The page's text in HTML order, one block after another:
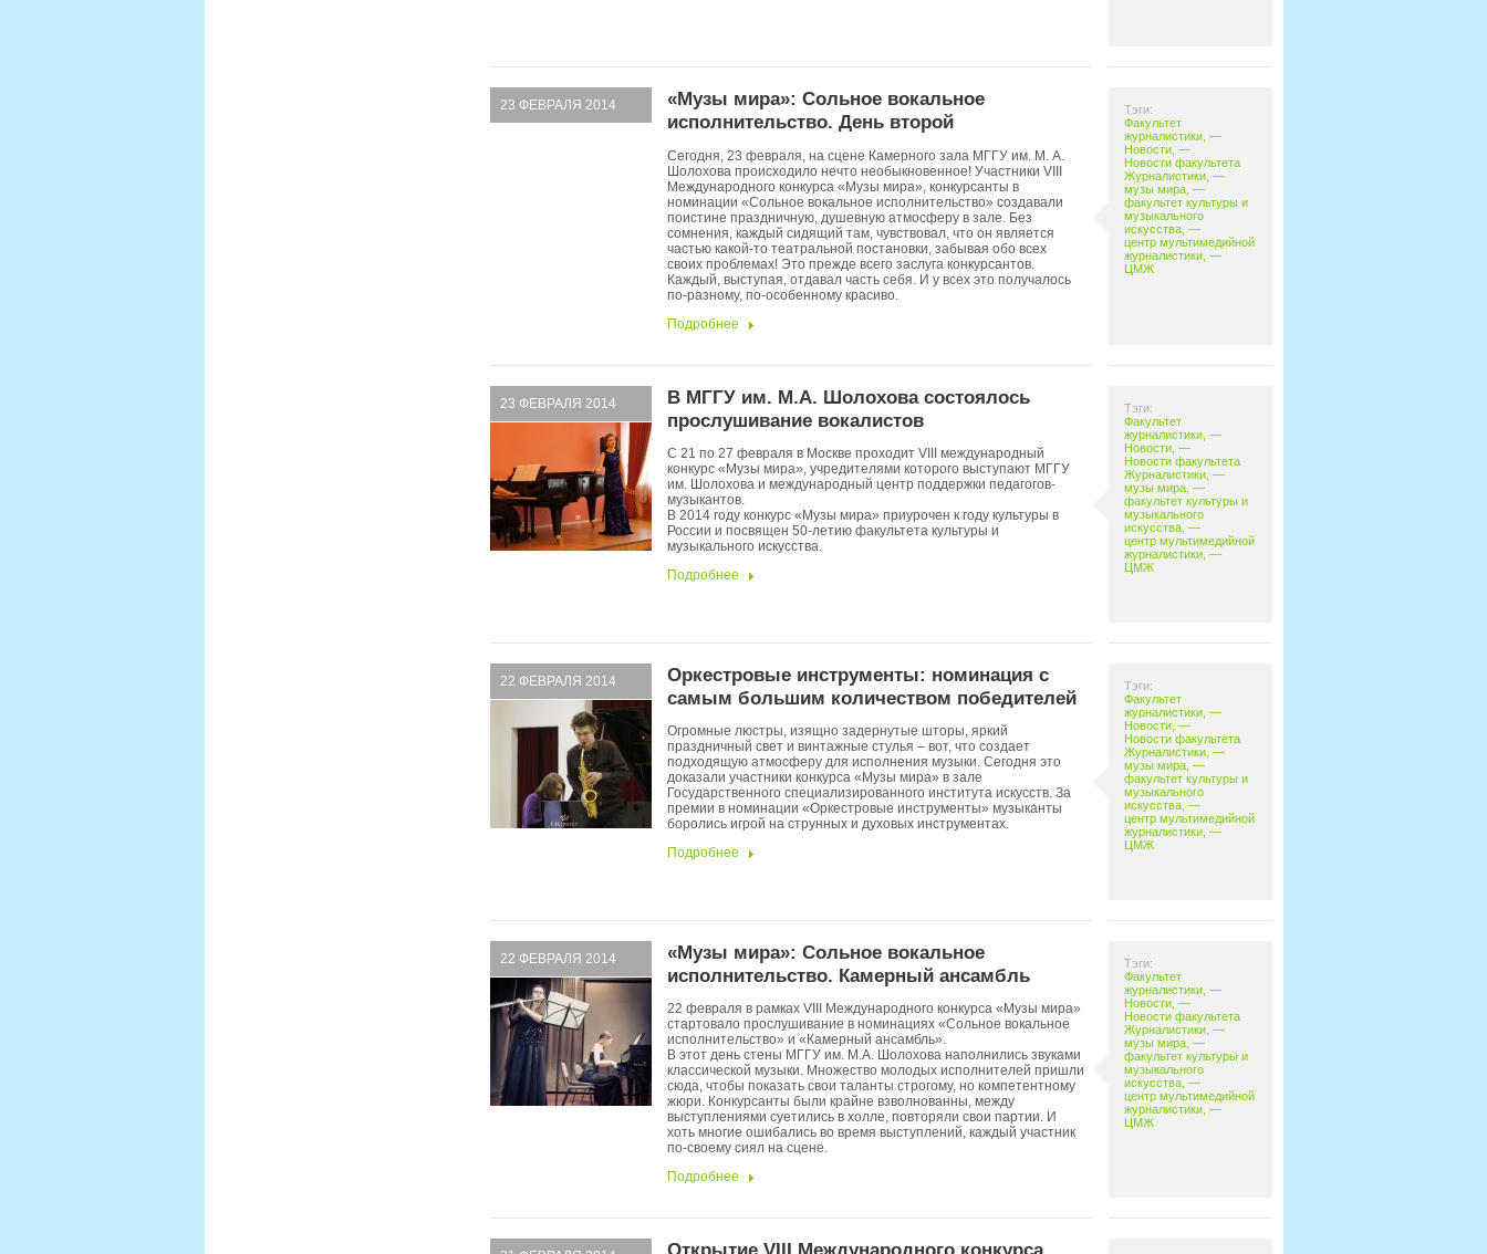
Тэги:
Факультет
журналистики, —
Новости, —
Новости факультета
Журналистики, —
музы мира, —
факультет культуры и
музыкального
искусства, —
центр мультимедийной
журналистики, —
ЦМЖ
23 ФЕВРАЛЯ 2014
«Музы мира»: Сольное вокальное
исполнительство. День второй
Сегодня, 23 февраля, на сцене Камерного зала МГГУ им. М. А.
Шолохова происходило нечто необыкновенное! Участники VIII
Международного конкурса «Музы мира», конкурсанты в
номинации «Сольное вокальное исполнительство» создавали
поистине праздничную, душевную атмосферу в зале. Без
сомнения, каждый сидящий там, чувствовал, что он является
частью какой-то театральной постановки, забывая обо всех
своих проблемах! Это прежде всего заслуга конкурсантов.
Каждый, выступая, отдавал часть себя. И у всех это получалось
по-разному, по-особенному красиво.
Подробнее
Тэги:
Факультет
журналистики, —
Новости, —
Новости факультета
Журналистики, —
музы мира, —
факультет культуры и
музыкального
искусства, —
центр мультимедийной
журналистики, —
ЦМЖ
23 ФЕВРАЛЯ 2014
В МГГУ им. М.А. Шолохова состоялось
прослушивание вокалистов
С 21 по 27 февраля в Москве проходит VIII международный
конкурс «Музы мира», учредителями которого выступают МГГУ
им. Шолохова и международный центр поддержки педагогов-
музыкантов.
В 2014 году конкурс «Музы мира» приурочен к году культуры в
России и посвящен 50-летию факультета культуры и
музыкального искусства.
Подробнее
Тэги:
Факультет
журналистики, —
Новости, —
Новости факультета
Журналистики, —
музы мира, —
факультет культуры и
музыкального
искусства, —
центр мультимедийной
журналистики, —
ЦМЖ
22 ФЕВРАЛЯ 2014
Оркестровые инструменты: номинация с
самым большим количеством победителей
Огромные люстры, изящно задернутые шторы, яркий
праздничный свет и винтажные стулья – вот, что создает
подходящую атмосферу для исполнения музыки. Сегодня это
доказали участники конкурса «Музы мира» в зале
Государственного специализированного института искусств. За
премии в номинации «Оркестровые инструменты» музыканты
боролись игрой на струнных и духовых инструментах.
Подробнее
Тэги:
Факультет
журналистики, —
Новости, —
Новости факультета
Журналистики, —
музы мира, —
факультет культуры и
музыкального
искусства, —
центр мультимедийной
журналистики, —
ЦМЖ
22 ФЕВРАЛЯ 2014
«Музы мира»: Сольное вокальное
исполнительство. Камерный ансамбль
22 февраля в рамках VIII Международного конкурса «Музы мира»
стартовало прослушивание в номинациях «Сольное вокальное
исполнительство» и «Камерный ансамбль».
В этот день стены МГГУ им. М.А. Шолохова наполнились звуками
классической музыки. Множество молодых исполнителей пришли
сюда, чтобы показать свои таланты строгому, но компетентному
жюри. Конкурсанты были крайне взволнованны, между
выступлениями суетились в холле, повторяли свои партии. И
хоть многие ошибались во время выступлений, каждый участник
по-своему сиял на сцене.
Подробнее
Открытие VIII Международного конкурса